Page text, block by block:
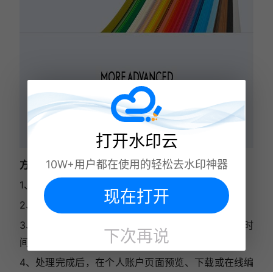
方法三：Temi
1、访问Temi官网，注册并登录账户。
2、上传从视频中提取的音频文件，支持多种格式。
3、选择正确的语言设置，提交音频等待处理（处理时
间视文件大小而定）。
4、处理完成后，在个人账户页面预览、下载或在线编
打开水印云
10W+用户都在使用的轻松去水印神器
现在打开
下次再说